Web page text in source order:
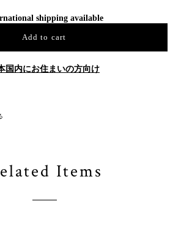
shipping available
Add to cart
国内にお住まいの方向け
Items